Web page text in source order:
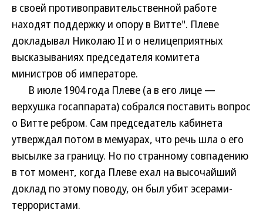
в своей противоправительственной работе
находят поддержку и опору в Витте". Плеве
докладывал Николаю II и о нелицеприятных
высказываниях председателя комитета
министров об императоре.
В июле 1904 года Плеве (а в его лице —
верхушка госаппарата) собрался поставить вопрос
о Витте ребром. Сам председатель кабинета
утверждал потом в мемуарах, что речь шла о его
высылке за границу. Но по странному совпадению
в тот момент, когда Плеве ехал на высочайший
доклад по этому поводу, он был убит эсерами-
террористами.